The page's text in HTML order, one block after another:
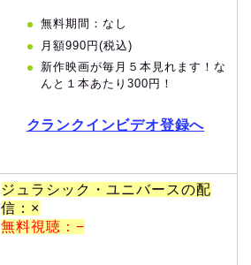
無料期間：なし
月額990円(税込)
新作映画が毎月５本見れます！な
んと１本あたり300円！
クランクインビデオ登録へ
ジュラシック・ユニバースの配
信：×
無料視聴：−